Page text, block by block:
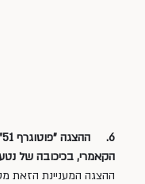
הקאמרי, בכיכובה של
ההצגה המעניינת הזאת